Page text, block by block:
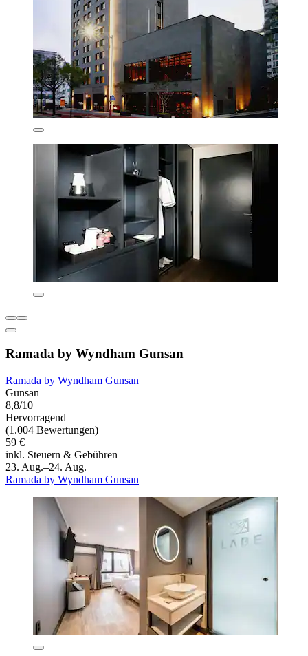
Ramada by Wyndham Gunsan
Ramada by Wyndham Gunsan
Gunsan
8,8/10
Hervorragend
(1.004 Bewertungen)
59 €
inkl. Steuern & Gebühren
23. Aug.–24. Aug.
Ramada by Wyndham Gunsan